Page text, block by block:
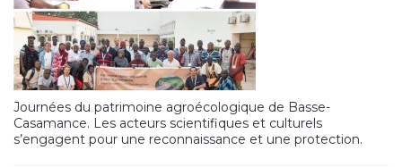
Journées du patrimoine agroécologique de Basse-
Casamance. Les acteurs scientifiques et culturels
s’engagent pour une reconnaissance et une protection.